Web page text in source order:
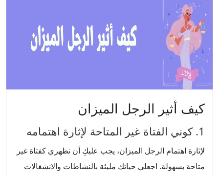
كيف أثير الرجل الميزان
1. كوني الفتاة غير المتاحة لإثارة اهتمامه
لإثارة اهتمام الرجل الميزان، يجب عليكِ أن تظهري كفتاة غير
متاحة بسهولة. اجعلي حياتك مليئة بالنشاطات والانشغالات